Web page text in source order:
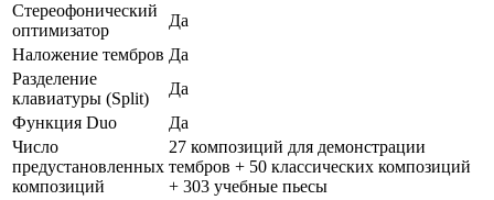
Стереофонический
оптимизатор
Да
Наложение тембров Да
Разделение
клавиатуры (Split)
Да
Функция Duo
Да
Число
предустановленных
композиций
27 композиций для демонстрации
тембров + 50 классических композиций
+ 303 учебные пьесы